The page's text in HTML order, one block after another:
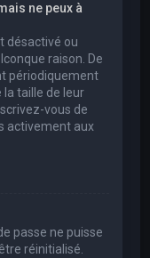
ne peux à
désactivé ou
raison. De
périodiquement
la taille de leur
vous de
activement aux
passe ne puisse
réinitialisé.